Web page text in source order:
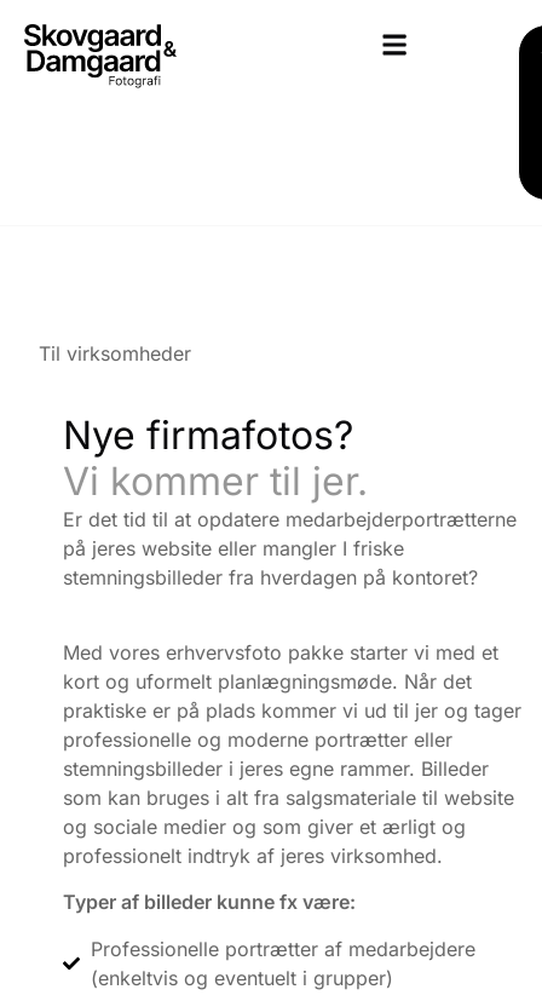
Til virksomheder
Nye firmafotos?
Vi kommer til jer.
Er det tid til at opdatere medarbejderportrætterne
på jeres website eller mangler I friske
stemningsbilleder fra hverdagen på kontoret?
Med vores erhvervsfoto pakke starter vi med et
kort og uformelt planlægningsmøde. Når det
praktiske er på plads kommer vi ud til jer og tager
professionelle og moderne portrætter eller
stemningsbilleder i jeres egne rammer. Billeder
som kan bruges i alt fra salgsmateriale til website
og sociale medier og som giver et ærligt og
professionelt indtryk af jeres virksomhed.
Typer af billeder kunne fx være:
Professionelle portrætter af medarbejdere
(enkeltvis og eventuelt i grupper)